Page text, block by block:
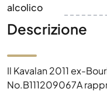
alcolico
Descrizione
Il Kavalan 2011 ex-
No.B111209067A